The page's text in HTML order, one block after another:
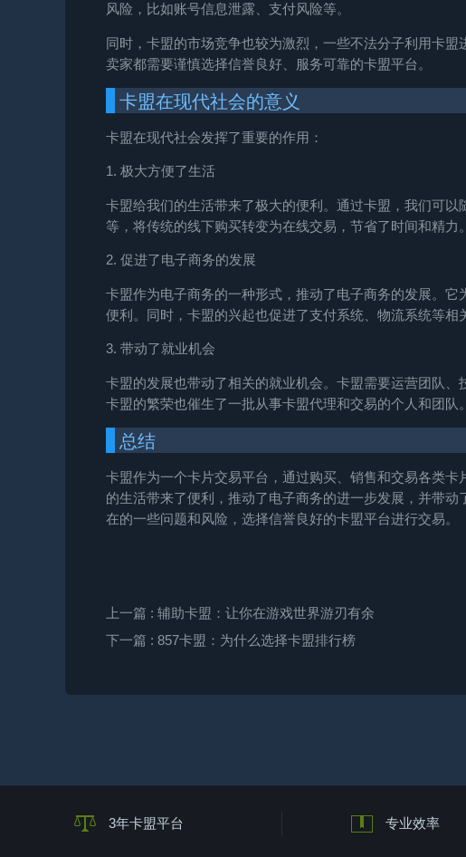
风险，比如账号信息泄露、支付风险等。
同时，卡盟的市场竞争也较为激烈，一些不法分子利用卡
卖家都需要谨慎选择信誉良好、服务可靠的卡盟平台。
卡盟在现代社会的意义
卡盟在现代社会发挥了重要的作用：
1. 极大方便了生活
卡盟给我们的生活带来了极大的便利。通过卡盟，我们可
等，将传统的线下购买转变为在线交易，节省了时间和精力。
2. 促进了电子商务的发展
卡盟作为电子商务的一种形式，推动了电子商务的发展。
便利。同时，卡盟的兴起也促进了支付系统、物流系统等相
3. 带动了就业机会
卡盟的发展也带动了相关的就业机会。卡盟需要运营团队
卡盟的繁荣也催生了一批从事卡盟代理和交易的个人和团队。
总结
卡盟作为一个卡片交易平台，通过购买、销售和交易各类
的生活带来了便利，推动了电子商务的进一步发展，并带
在的一些问题和风险，选择信誉良好的卡盟平台进行交易。
上一篇 : 辅助卡盟：让你在游戏世界游刃有余
下一篇 : 857卡盟：为什么选择卡盟排行榜
3年卡盟平台 专业效率